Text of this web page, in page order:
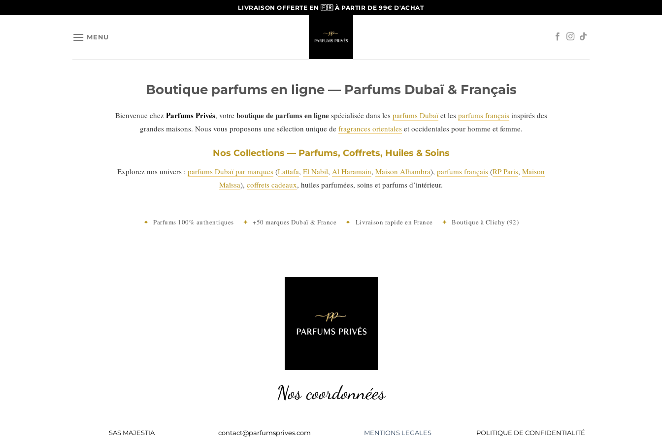
au
LIVRAISON OFFERTE EN 🇫🇷 À PARTIR DE 99€ D'ACHAT
MENU
Boutique parfums en ligne — Parfums Dubaï & Français
Bienvenue chez Parfums Privés, votre boutique de parfums en lignespécialisée dans les parfums Dubaïet les parfums françaisinspirés des
grandes maisons. Nous vous proposons une sélection unique de fragrances orientaleset occidentales pour homme et femme.
Nos Collections — Parfums, Coffrets, Huiles & Soins
Explorez nos univers : parfums Dubaï par marques (Lattafa, El Nabil, Al Haramain, Maison Alhambra), parfums français (RP Paris, Maison
Maïssa), coffrets cadeaux, huiles parfumées, soins et parfums d’intérieur.
✦ Parfums 100% authentiques ✦ +50 marques Dubaï & France ✦ Livraison rapide en France ✦ Boutique à Clichy (92)
Nos coordonnées
SAS MAJESTIA contact@parfumsprives.com MENTIONS LEGALES POLITIQUE DE CONFIDENTIALITÉ